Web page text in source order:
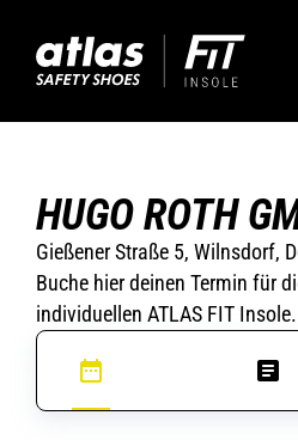
HUGO ROTH
Gießener Straße 5, Wilnsdorf,
Buche hier deinen Termin für
individuellen ATLAS FIT Insole.